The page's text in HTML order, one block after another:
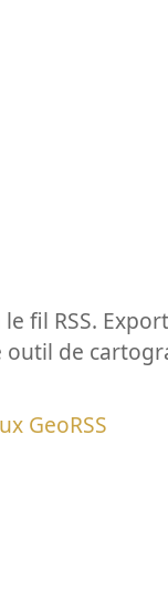
fil RSS.
outil de
GeoRSS